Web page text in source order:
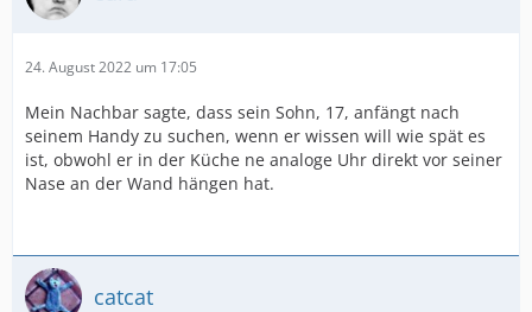
24. August 2022 um 17:05
Mein Nachbar sagte, dass sein Sohn, 17, anfängt nach
seinem Handy zu suchen, wenn er wissen will wie spät es
ist, obwohl er in der Küche ne analoge Uhr direkt vor seiner
Nase an der Wand hängen hat.
catcat